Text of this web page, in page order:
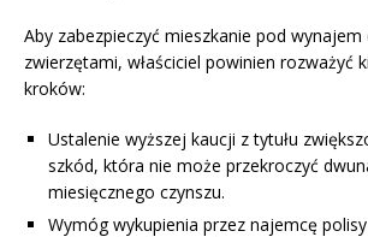
Aby zabezpieczyć mieszkanie pod
zwierzętami, właściciel powinien rozważyć
kroków:
Ustalenie wyższej kaucji z tytułu
szkód, która nie może przekroczyć
miesięcznego czynszu.
Wymóg wykupienia przez najemcę